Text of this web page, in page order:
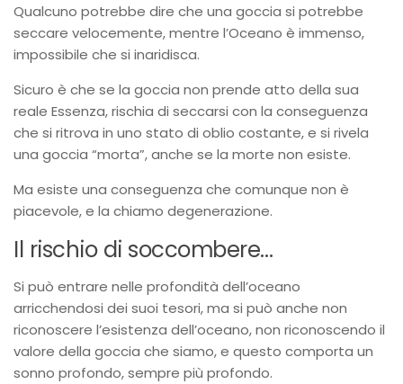
Qualcuno potrebbe dire che una goccia si potrebbe
seccare velocemente, mentre l’Oceano è immenso,
impossibile che si inaridisca.
Sicuro è che se la goccia non prende atto della sua
reale Essenza, rischia di seccarsi con la conseguenza
che si ritrova in uno stato di oblio costante, e si rivela
una goccia “morta”, anche se la morte non esiste.
Ma esiste una conseguenza che comunque non è
piacevole, e la chiamo degenerazione.
Il rischio di soccombere…
Si può entrare nelle profondità dell’oceano
arricchendosi dei suoi tesori, ma si può anche non
riconoscere l’esistenza dell’oceano, non riconoscendo il
valore della goccia che siamo, e questo comporta un
sonno profondo, sempre più profondo.